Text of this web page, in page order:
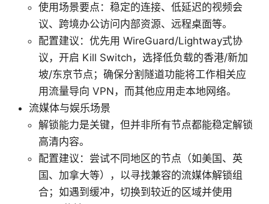
使用场景要点：稳定的连接、低延迟的视频会
议、跨境办公访问内部资源、远程桌面等。
配置建议：优先用 WireGuard/Lightway式协
议，开启 Kill Switch，选择低负载的香港/新加
坡/东京节点；确保分割隧道功能将工作相关应
用流量导向 VPN，而其他应用走本地网络。
流媒体与娱乐场景
解锁能力是关键，但并非所有节点都能稳定解锁
高清内容。
配置建议：尝试不同地区的节点（如美国、英
国、加拿大等），以寻找兼容的流媒体解锁组
合；如遇到缓冲，切换到较近的区域并使用